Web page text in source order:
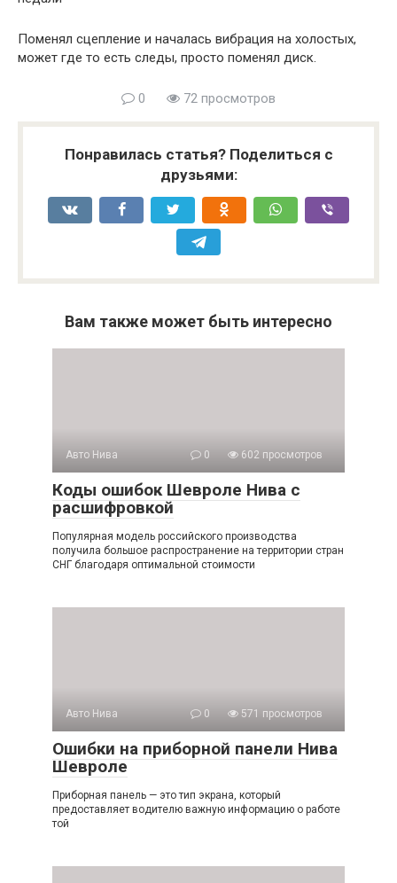
Поменял сцепление и началась вибрация на холостых,
может где то есть следы, просто поменял диск.
0 72 просмотров
Понравилась статья? Поделиться с
друзьями:
Вам также может быть интересно
Авто Нива 0 602 просмотров
Коды ошибок Шевроле Нива с
расшифровкой
Популярная модель российского производства
получила большое распространение на территории стран
СНГ благодаря оптимальной стоимости
Авто Нива 0 571 просмотров
Ошибки на приборной панели Нива
Шевроле
Приборная панель — это тип экрана, который
предоставляет водителю важную информацию о работе
той